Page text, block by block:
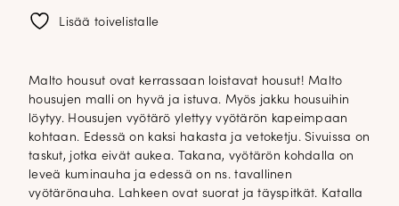
Lisää toivelistalle
Malto housut ovat kerrassaan loistavat housut! Malto
housujen malli on hyvä ja istuva. Myös jakku housuihin
löytyy. Housujen vyötärö ylettyy vyötärön kapeimpaan
kohtaan. Edessä on kaksi hakasta ja vetoketju. Sivuissa on
taskut, jotka eivät aukea. Takana, vyötärön kohdalla on
leveä kuminauha ja edessä on ns. tavallinen
vyötärönauha. Lahkeen ovat suorat ja täyspitkät. Katalla